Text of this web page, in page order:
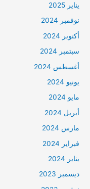
يناير 2025
نوفمبر 2024
أكتوبر 2024
سبتمبر 2024
أغسطس 2024
يونيو 2024
مايو 2024
أبريل 2024
مارس 2024
فبراير 2024
يناير 2024
ديسمبر 2023